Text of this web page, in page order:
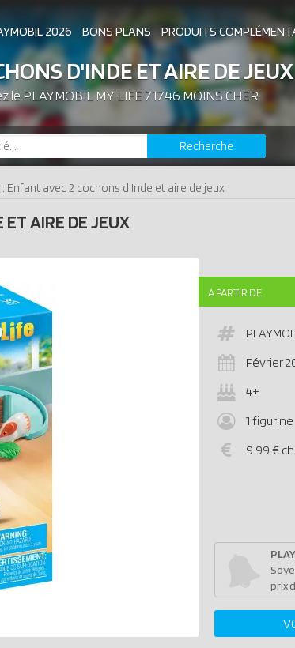
2026 BONS PLANS PRODUITS
DE FANS EXPOSITIONS PLAYMOBIL
LES PLAYMOBIL LES PLUS CHERS DERNIERS
D'INDE ET AIRE DE JEUX
le PLAYMOBIL MY LIFE 71746 MOINS CHER
Recherche
: Enfant avec 2 cochons d'Inde et aire de jeux
ET AIRE DE JEUX
A PARTIR DE
Février
4+
1 figurine
9.99 €
prix